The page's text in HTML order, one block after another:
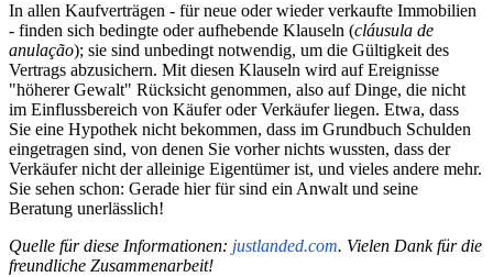
In allen Kaufverträgen - für neue oder wieder verkaufte Immobilien
- finden sich bedingte oder aufhebende Klauseln (cláusula de
anulação); sie sind unbedingt notwendig, um die Gültigkeit des
Vertrags abzusichern. Mit diesen Klauseln wird auf Ereignisse
"höherer Gewalt" Rücksicht genommen, also auf Dinge, die nicht
im Einflussbereich von Käufer oder Verkäufer liegen. Etwa, dass
Sie eine Hypothek nicht bekommen, dass im Grundbuch Schulden
eingetragen sind, von denen Sie vorher nichts wussten, dass der
Verkäufer nicht der alleinige Eigentümer ist, und vieles andere mehr.
Sie sehen schon: Gerade hier für sind ein Anwalt und seine
Beratung unerlässlich!
Quelle für diese Informationen: justlanded.com. Vielen Dank für die
freundliche Zusammenarbeit!